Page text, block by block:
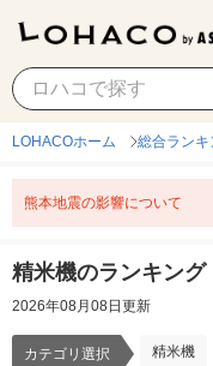
精米機
LOHACOホーム 総合ランキ
熊本地震の影響について
精米機のランキング
2026年08月08日更新
カテゴリ選択 精米機